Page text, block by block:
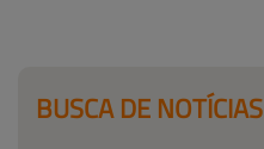
BUSCA DE NOTÍCIAS